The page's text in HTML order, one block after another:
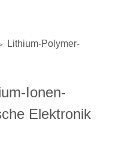
Lithium-Polymer-
Ionen-
Elektronik